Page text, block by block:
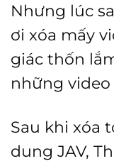
Nhưng lúc
ơi xóa mấy
giác thốn
những video
Sau khi xóa
dung JAV,